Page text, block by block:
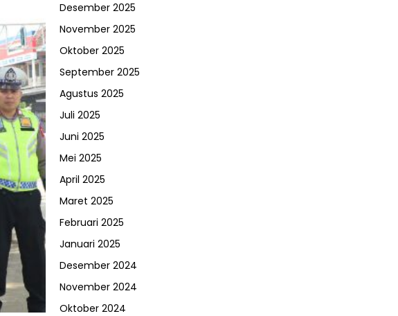
Desember 2025
November 2025
Oktober 2025
September 2025
Agustus 2025
Juli 2025
Juni 2025
Mei 2025
April 2025
Maret 2025
Februari 2025
Januari 2025
Desember 2024
November 2024
Oktober 2024